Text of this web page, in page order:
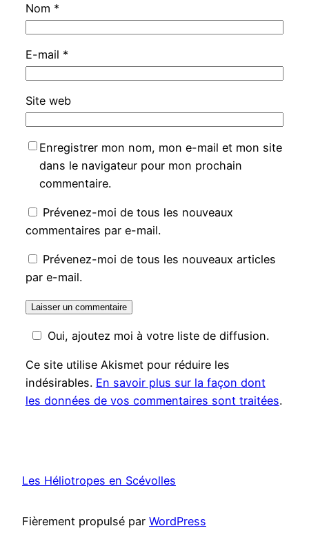
Nom *
E-mail *
Site web
Enregistrer mon nom, mon e-mail et mon site
dans le navigateur pour mon prochain
commentaire.
Prévenez-moi de tous les nouveaux
commentaires par e-mail.
Prévenez-moi de tous les nouveaux articles
par e-mail.
Oui, ajoutez moi à votre liste de diffusion.
Ce site utilise Akismet pour réduire les
indésirables. En savoir plus sur la façon dont
les données de vos commentaires sont traitées.
Les Héliotropes en Scévolles
Fièrement propulsé par WordPress